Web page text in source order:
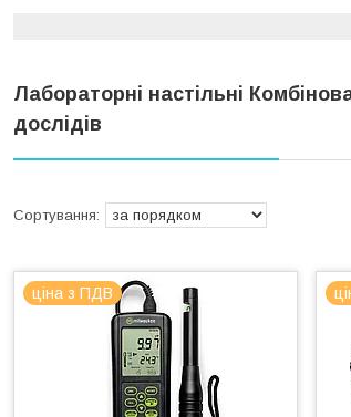
Лабораторні настільні
дослідів
ціна з ПДВ